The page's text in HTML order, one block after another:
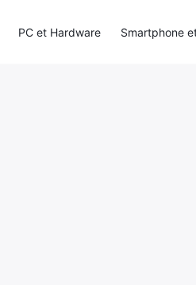
PC et Hardware Smartphone